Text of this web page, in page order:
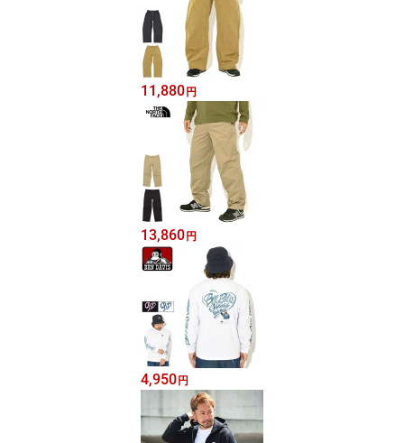
11,880 円
13,860 円
4,950 円